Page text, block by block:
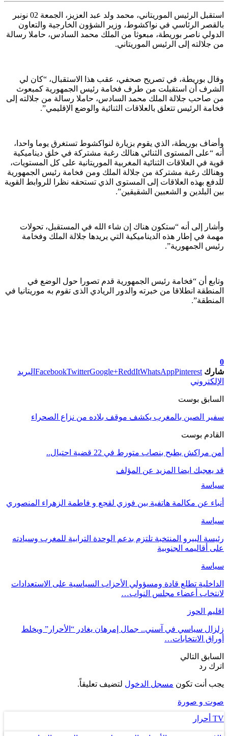
استقبل الرئيس الموريتاني، محمد ولد عبد العزيز، الجمعة 02 نونبر
بالقصر الرئاسي في نواكشوط، وزير الشؤون الخارجية والتعاون
الدولي ناصر بوريطة، مبعوثا من الملك محمد السادس، حاملا رسالة
من جلالته إلى الرئيس الموريتاني.
وقال بوريطة، في تصريح صحفي، عقب هذا الاستقبال، “كان لي
الشرف أن استقبلت من طرف فخامة رئيس الجمهورية كمبعوث
من صاحب جلالة الملك محمد السادس، حاملا رسالة من جلالته إلى
فخامة الرئيس تتعلق بالعلاقات الثنائية والوضع الإقليمي”.
وأضاف بوريطة، الذي يقوم بزيارة لنواكشوط تستغرق يوما واحدا،
أنه “على المستوى الثنائي هنالك رغبة مشتركة في خلق ديناميكية
قوية في العلاقات الثنائية المغربية الموريتانية على كل المستويات،
وهنالك رغبة مشتركة من جلالة الملك ومن فخامة رئيس الجمهورية
للدفع بهذه العلاقات إلى المستوى الذي تستحقه نظرا للروابط القوية
بين البلدين و الشعبين الشقيقين”.
وأشار إلى أنه “ستكون هناك إن شاء الله في المستقبل، تحولات
مهمة في إطار هذه الديناميكية التي يريدها جلالة الملك وفخامة
رئيس الجمهورية”.
وتابع أن “فخامة رئيس الجمهورية قدم تصورا حول الوضع في
المنطقة انطلاقا من خبرته والدور الريادي الذى تقوم به موريتانيا في
المنطقة”.
0
شارك
FacebookTwitterGoogle+ReddItWhatsAppPinterest
البريد
الإلكتروني
السابق بوست
سفير الصين بالمغرب يكشف موقف بلاده من نزاع الصحراء
القادم بوست
أمن مراكش يطيح بنصاب متورط في 22 قضية احتيال..
قد يعجبك ايضا المزيد عن المؤلف
سياسة
أنباء عن مكالمة هاتفية بين فوزي لقجع و فاطمة الزهراء المنصوري
سياسة
رئيسة البيرو المنتخبة تلتزم بدعم الوحدة الترابية للمغرب وسيادته
على أقاليمه الجنوبية
سياسة
الداخلية تطلع قادة ومسؤولي الأحزاب السياسية على الاستعدادات
لانتخاب أعضاء مجلس النواب…
اقليم الحوز
زلزال سياسي في آسني.. جمال إمرهان يغادر “الأحرار” ويخلط
أوراق الانتخابات…
السابق التالي
اترك رد
يجب أنت تكون مسجل الدخول لتضيف تعليقاً.
صوت و صورة
TV أحرار